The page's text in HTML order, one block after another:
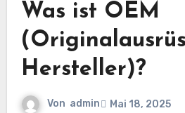
Was ist OEM
Hersteller)?
Von admin
Mai 18, 2025